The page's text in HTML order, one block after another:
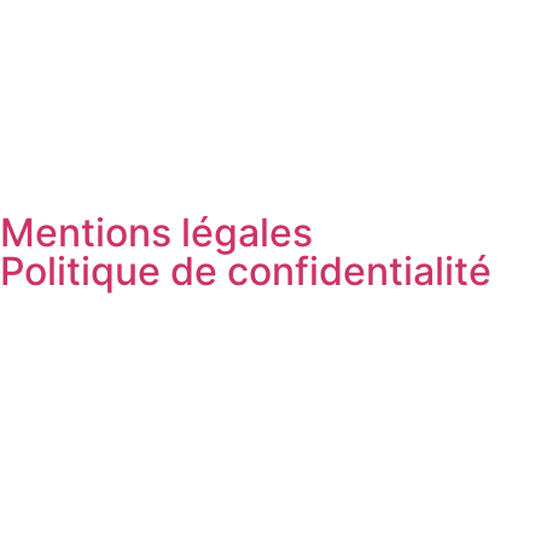
Mentions légales
Politique de confidentialité